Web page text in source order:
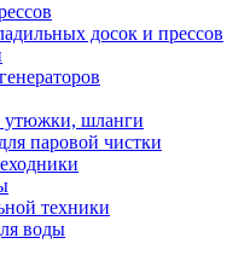
досок и прессов
утюжки, шланги
паровой чистки
техники
воды